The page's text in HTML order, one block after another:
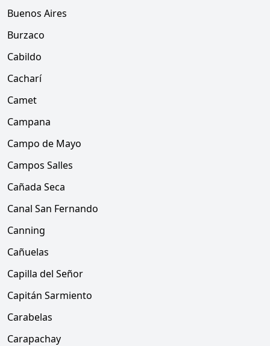
Buenos Aires
Burzaco
Cabildo
Cacharí
Camet
Campana
Campo de Mayo
Campos Salles
Cañada Seca
Canal San Fernando
Canning
Cañuelas
Capilla del Señor
Capitán Sarmiento
Carabelas
Carapachay